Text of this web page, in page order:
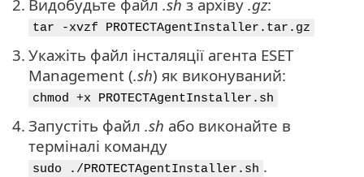
2. Видобудьте файл .sh з архіву .gz:
tar -xvzf PROTECTAgentInstaller.tar.gz
3. Укажіть файл інсталяції агента ESET
Management (.sh) як виконуваний:
chmod +x PROTECTAgentInstaller.sh
4. Запустіть файл .sh або виконайте в
терміналі команду
sudo ./PROTECTAgentInstaller.sh .